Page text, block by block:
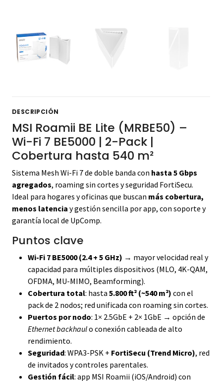
DESCRIPCIÓN
MSI Roamii BE Lite (MRBE50) –
Wi-Fi 7 BE5000 | 2-Pack |
Cobertura hasta 540 m²
Sistema Mesh Wi-Fi 7 de doble banda con hasta 5 Gbps
agregados, roaming sin cortes y seguridad FortiSecu.
Ideal para hogares y oficinas que buscan más cobertura,
menos latencia y gestión sencilla por app, con soporte y
garantía local de UpComp.
Puntos clave
Wi-Fi 7 BE5000 (2.4 + 5 GHz) → mayor velocidad real y
capacidad para múltiples dispositivos (MLO, 4K-QAM,
OFDMA, MU-MIMO, Beamforming).
Cobertura total: hasta 5.800 ft² (~540 m²) con el
pack de 2 nodos; red unificada con roaming sin cortes.
Puertos por nodo: 1× 2.5GbE + 2× 1GbE → opción de
Ethernet backhaulo conexión cableada de alto
rendimiento.
Seguridad: WPA3-PSK + FortiSecu (Trend Micro), red
de invitados y controles parentales.
Gestión fácil: app MSI Roamii (iOS/Android) con